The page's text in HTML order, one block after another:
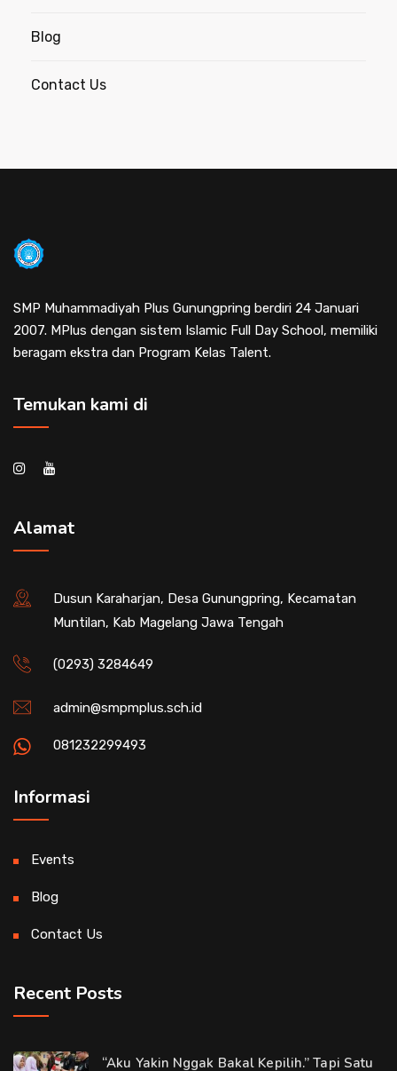
Blog
Contact Us
SMP Muhammadiyah Plus Gunungpring berdiri 24 Januari
2007. MPlus dengan sistem Islamic Full Day School, memiliki
beragam ekstra dan Program Kelas Talent.
Temukan kami di
Alamat
Dusun Karaharjan, Desa Gunungpring, Kecamatan
Muntilan, Kab Magelang Jawa Tengah
(0293) 3284649
admin@smpmplus.sch.id
081232299493
Informasi
Events
Blog
Contact Us
Recent Posts
“Aku Yakin Nggak Bakal Kepilih.” Tapi Satu